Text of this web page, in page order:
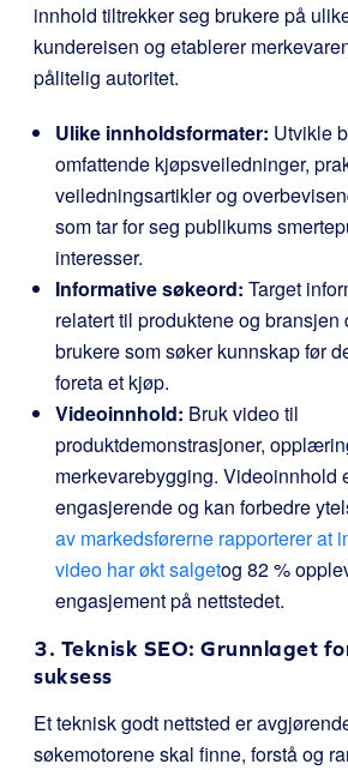
innhold tiltrekker seg brukere på
kundereisen og etablerer
pålitelig autoritet.
Ulike innholdsformater: Utvikle
omfattende kjøpsveiledninger,
veiledningsartikler og
som tar for seg publikums
interesser.
Informative søkeord: Target
relatert til produktene og bransjen
brukere som søker kunnskap før
foreta et kjøp.
Videoinnhold: Bruk video til
produktdemonstrasjoner,
merkevarebygging. Videoinnhold
engasjerende og kan forbedre
av markedsførerne rapporterer at
video har økt salgetog 82 %
engasjement på nettstedet.
3. Teknisk SEO: Grunnlaget
suksess
Et teknisk godt nettsted er
søkemotorene skal finne, forstå og